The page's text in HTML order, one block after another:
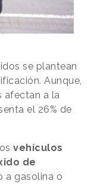
se plantean
Aunque,
afectan a la
el 26% de
vehículos
de
a gasolina o